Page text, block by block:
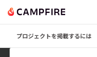
プロジェクトを掲載するには